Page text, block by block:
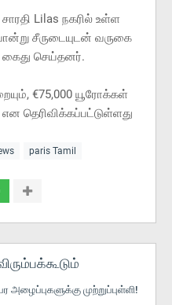
Lilas நகரில் உள்ள
சீருடையுடன் வருகை
செய்தனர்.
€75,000 யூரோக்கள்
தெரிவிக்கப்பட்டுள்ளது
paris Tamil
முற்றுப்புள்ளி!